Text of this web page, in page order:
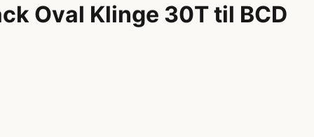
Oval Klinge 30T til BCD